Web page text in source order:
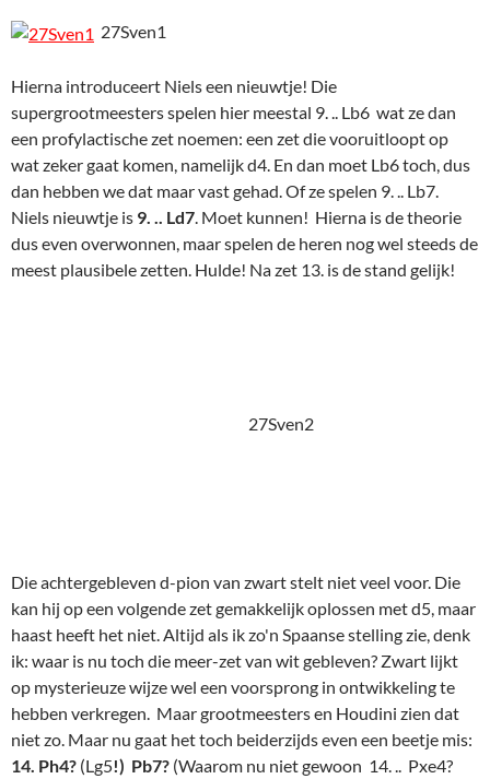
27Sven1
Hierna introduceert Niels een nieuwtje! Die
supergrootmeesters spelen hier meestal 9. .. Lb6 wat ze dan
een profylactische zet noemen: een zet die vooruitloopt op
wat zeker gaat komen, namelijk d4. En dan moet Lb6 toch, dus
dan hebben we dat maar vast gehad. Of ze spelen 9. .. Lb7.
Niels nieuwtje is 9. .. Ld7. Moet kunnen! Hierna is de theorie
dus even overwonnen, maar spelen de heren nog wel steeds de
meest plausibele zetten. Hulde! Na zet 13. is de stand gelijk!
haast heeft het niet. Altijd als ik zo'n Spaanse stelling zie, denk
Pionwinst + een sterk centrum. Dat paard op het verkeerde h4
staat dan namelijk ook- door de dame- aangevallen.)15. Pf5!
Sven weet zich te herpakken. Doet weer de beste zetten… g6
16. Ph6+ Kg7en staat dan wat beter.
27Sven3